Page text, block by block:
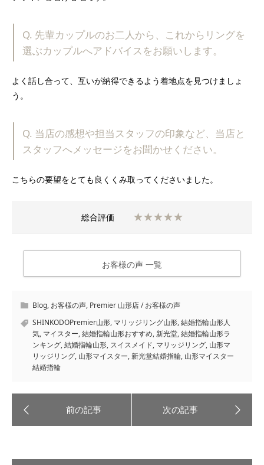
Q. 先輩カップルのお二人から、これからリングを
選ぶカップルへアドバイスをお願いします。
よく話し合って、互いが納得できるよう着地点を見つけましょ
う。
Q. 当店の感想や担当スタッフの印象など、当店と
スタッフへメッセージをお聞かせください。
こちらの要望をとても良くくみ取ってくださいました。
総合評価 ★★★★★
お客様の声 一覧
Blog, お客様の声, Premier 山形店 / お客様の声
SHINKODOPremier山形, マリッジリング山形,結婚指輪山形人
気, マイスター,結婚指輪山形おすすめ,新光堂,結婚指輪山形ラ
ンキング,結婚指輪山形, スイスメイド, マリッジリング, 山形マ
リッジリング, 山形マイスター,新光堂結婚指輪, 山形マイスター
結婚指輪